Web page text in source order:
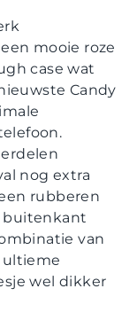
mooie roze
case wat
Candy
nog extra
rubberen
buitenkant
van
ultieme
wel dikker